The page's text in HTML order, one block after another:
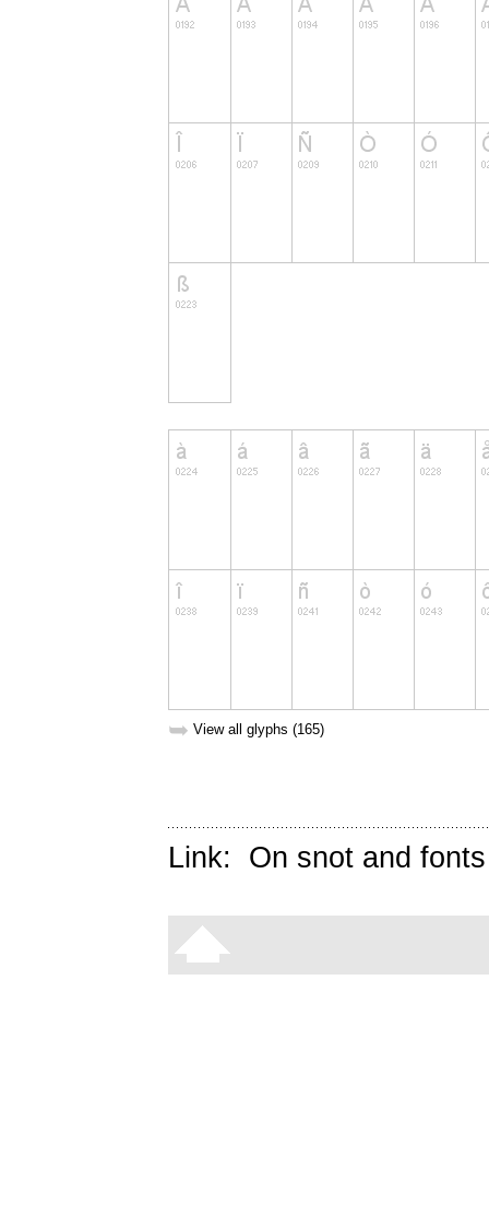
➥ View all glyphs (165)
Link: On snot and fonts